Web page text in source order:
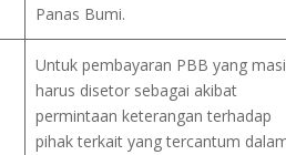
Panas Bumi.
Untuk pembayaran PBB yang
harus disetor sebagai akibat
permintaan keterangan terhadap
pihak terkait yang tercantum